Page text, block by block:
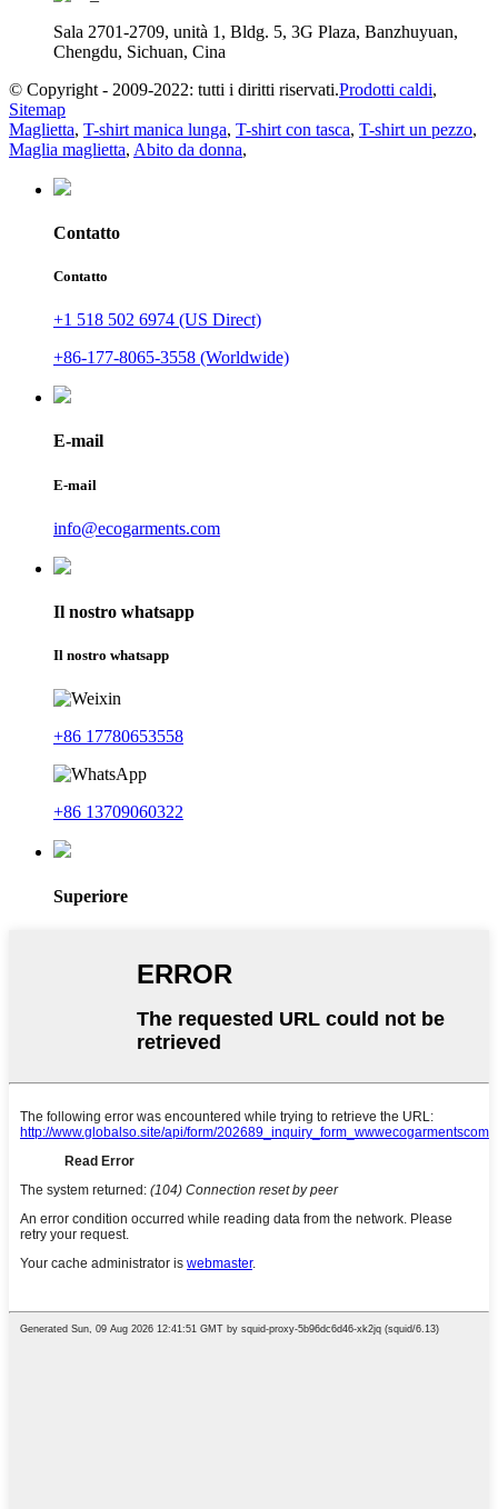
Sala 2701-2709, unità 1, Bldg. 5, 3G Plaza, Banzhuyuan,
Chengdu, Sichuan, Cina
© Copyright - 2009-2022: tutti i diritti riservati.Prodotti caldi,
Sitemap
Maglietta, T-shirt manica lunga, T-shirt con tasca, T-shirt un pezzo,
Maglia maglietta, Abito da donna,
Contatto
Contatto
+1 518 502 6974 (US Direct)
+86-177-8065-3558 (Worldwide)
E-mail
E-mail
info@ecogarments.com
Il nostro whatsapp
Il nostro whatsapp
+86 17780653558
+86 13709060322
Superiore